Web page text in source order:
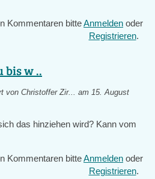
Kommentaren bitteAnmelden oder
Registrieren.
bis w ..
von Christoffer Zir... am 15. August
das hinziehen wird? Kann vom
Kommentaren bitteAnmelden oder
Registrieren.